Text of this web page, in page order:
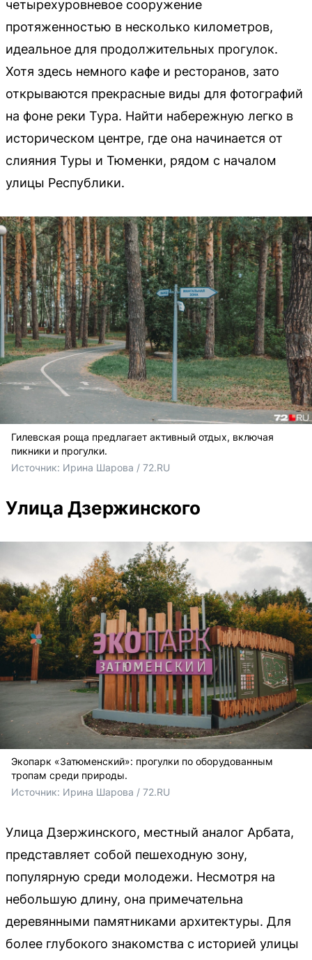
четырехуровневое сооружение
протяженностью в несколько километров,
идеальное для продолжительных прогулок.
Хотя здесь немного кафе и ресторанов, зато
открываются прекрасные виды для фотографий
на фоне реки Тура. Найти набережную легко в
историческом центре, где она начинается от
слияния Туры и Тюменки, рядом с началом
улицы Республики.
Гилевская роща предлагает активный отдых, включая
пикники и прогулки.
Источник: Ирина Шарова / 72.RU
Улица Дзержинского
Экопарк «Затюменский»: прогулки по оборудованным
тропам среди природы.
Источник: Ирина Шарова / 72.RU
Улица Дзержинского, местный аналог Арбата,
представляет собой пешеходную зону,
популярную среди молодежи. Несмотря на
небольшую длину, она примечательна
деревянными памятниками архитектуры. Для
более глубокого знакомства с историей улицы